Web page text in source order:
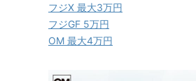
フジX 最大3万円
フジGF 5万円
OM 最大4万円